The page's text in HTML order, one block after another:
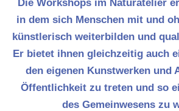
Die Workshops im Naturatelier
in dem sich Menschen mit und
künstlerisch weiterbilden und
Er bietet ihnen gleichzeitig auch
den eigenen Kunstwerken und
Öffentlichkeit zu treten und so
des Gemeinwesens zu